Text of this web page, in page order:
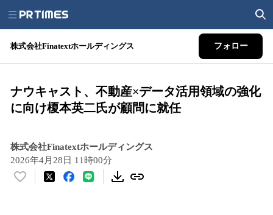
株式会社Finatextホールディングス フォロー
ナウキャスト、不動産×データ活用領域の強化
に向け榎本英二氏が顧問に就任
株式会社Finatextホールディングス
2026年4月28日 11時00分
い